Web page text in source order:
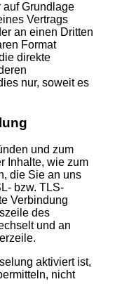
Grundlage
Vertrags
an einen Dritten
Format
direkte
nur, soweit es
und zum
Inhalte, wie zum
die Sie an uns
bzw. TLS-
Verbindung
des
und an
aktiviert ist,
nicht